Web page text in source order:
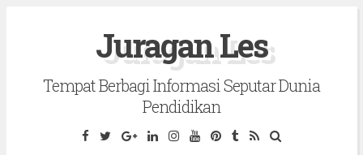
Juragan Les
Tempat Berbagi Informasi Seputar Dunia
Pendidikan